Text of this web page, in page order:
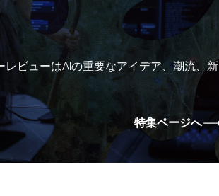
ビューはAIの重要なアイデア、潮流、新
特集ページへ